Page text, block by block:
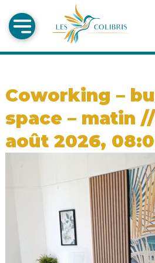
Coworking –
space – matin
août 2026,